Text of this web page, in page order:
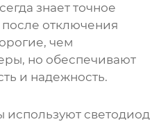
знает точное
отключения
чем
но обеспечивают
и надежность.
используют светодиод